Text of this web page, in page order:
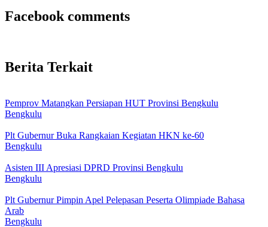
Facebook comments
Berita Terkait
Pemprov Matangkan Persiapan HUT Provinsi Bengkulu
Bengkulu
Plt Gubernur Buka Rangkaian Kegiatan HKN ke-60
Bengkulu
Asisten III Apresiasi DPRD Provinsi Bengkulu
Bengkulu
Plt Gubernur Pimpin Apel Pelepasan Peserta Olimpiade Bahasa
Arab
Bengkulu